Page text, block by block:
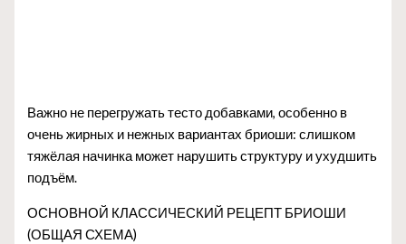
Важно не перегружать тесто добавками, особенно в
очень жирных и нежных вариантах бриоши: слишком
тяжёлая начинка может нарушить структуру и ухудшить
подъём.
ОСНОВНОЙ КЛАССИЧЕСКИЙ РЕЦЕПТ БРИОШИ
(ОБЩАЯ СХЕМА)